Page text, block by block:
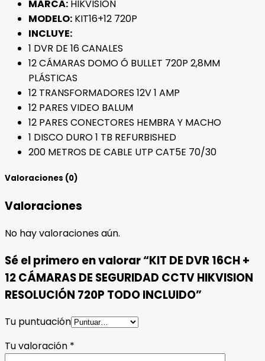
MARCA: HIKVISION
MODELO: KIT16+12 720P
INCLUYE:
1 DVR DE 16 CANALES
12 CÁMARAS DOMO Ó BULLET 720P 2,8MM
PLÁSTICAS
12 TRANSFORMADORES 12V 1 AMP
12 PARES VIDEO BALUM
12 PARES CONECTORES HEMBRA Y MACHO
1 DISCO DURO 1 TB REFURBISHED
200 METROS DE CABLE UTP CAT5E 70/30
Valoraciones (0)
Valoraciones
No hay valoraciones aún.
Sé el primero en valorar “KIT DE DVR 16CH +
12 CÁMARAS DE SEGURIDAD CCTV HIKVISION
RESOLUCIÓN 720P TODO INCLUIDO”
Tu puntuación
Tu valoración *